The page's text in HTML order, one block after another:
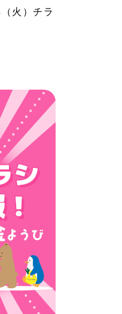
火）チラ